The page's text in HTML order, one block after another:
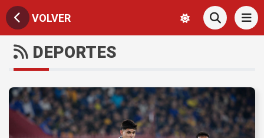
VOLVER
DEPORTES